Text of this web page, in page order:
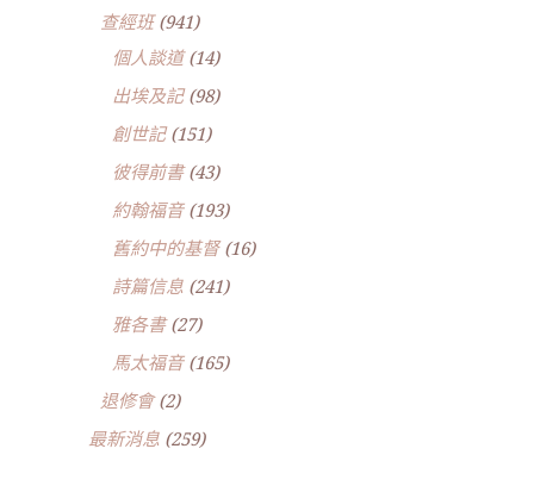
查經班(941)
個人談道(14)
出埃及記(98)
創世記(151)
彼得前書(43)
約翰福音(193)
舊約中的基督(16)
詩篇信息 (241)
雅各書(27)
馬太福音(165)
退修會(2)
最新消息 (259)